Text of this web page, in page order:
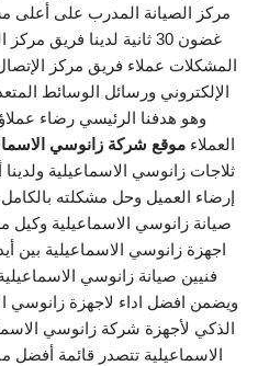
مركز الصيانة المدرب على أعلى
غضون 30 ثانية لدينا
المشكلات عملاء فريق مركز
الإلكتروني ورسائل الوسائط
وهو هدفنا الرئيسي رضاء
العملاء موقع شركة زانوسي
ثلاجات زانوسي الاسماعيلية
إرضاء العميل وحل مشكلته
صيانة زانوسي الاسماعيلية
اجهزة زانوسي الاسماعيلية بين
فنيين صيانة زانوسي
ويضمن افضل اداء لاجهزة زانوسي
الذكي لأجهزة شركة زانوسي
الاسماعيلية تتصدر قائمة